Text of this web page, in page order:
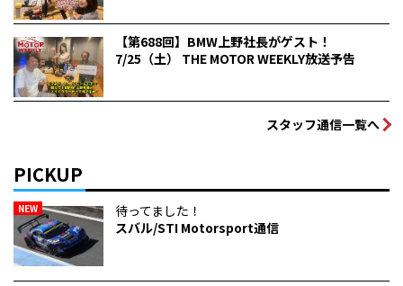
【第688回】BMW上野社長がゲスト！
7/25（土） THE MOTOR WEEKLY放送予告
スタッフ通信一覧へ
PICKUP
NEW
待ってました！
スバル/STI Motorsport通信